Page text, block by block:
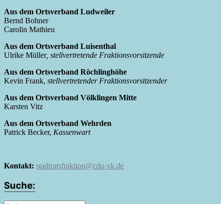
Aus dem Ortsverband Ludweiler
Bernd Bohner
Carolin Mathieu
Aus dem Ortsverband Luisenthal
Ulrike Müller, stellvertretende Fraktionsvorsitzende
Aus dem Ortsverband Röchlinghöhe
Kevin Frank, stellvertretender Fraktionsvorsitzender
Aus dem Ortsverband Völklingen Mitte
Karsten Vitz
Aus dem Ortsverband Wehrden
Patrick Becker, Kassenwart
Kontakt: stadtratsfraktion@cdu-vk.de
Suche: